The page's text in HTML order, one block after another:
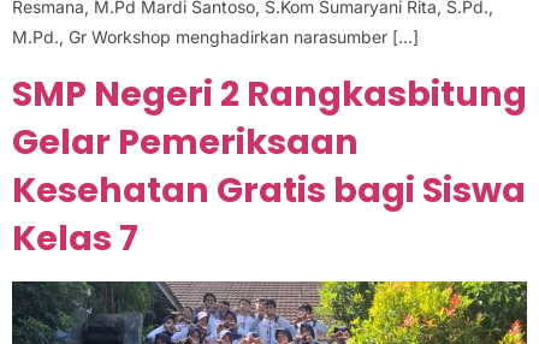
Resmana, M.Pd Mardi Santoso, S.Kom Sumaryani Rita, S.Pd.,
M.Pd., Gr Workshop menghadirkan narasumber […]
SMP Negeri 2 Rangkasbitung
Gelar Pemeriksaan
Kesehatan Gratis bagi Siswa
Kelas 7